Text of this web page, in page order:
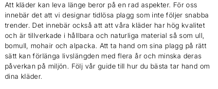
Att kläder kan leva länge beror på en rad aspekter. För oss
innebär det att vi designar tidlösa plagg som inte följer snabba
trender. Det innebär också att att våra kläder har hög kvalitet
och är tillverkade i hållbara och naturliga material så som ull,
bomull, mohair och alpacka. Att ta hand om sina plagg på rätt
sätt kan förlänga livslängden med flera år och minska deras
påverkan på miljön. Följ vår guide till hur du bästa tar hand om
dina kläder.